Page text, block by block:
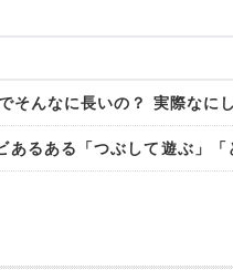
そんなに長いの？ 実際なに
るある「つぶして遊ぶ」「